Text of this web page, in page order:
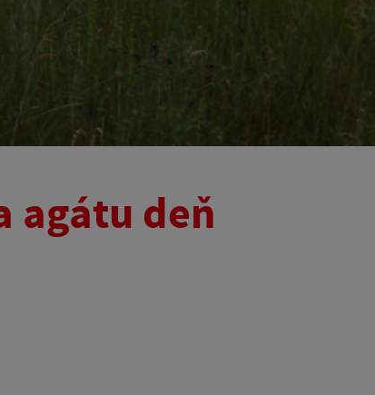
agátu deň